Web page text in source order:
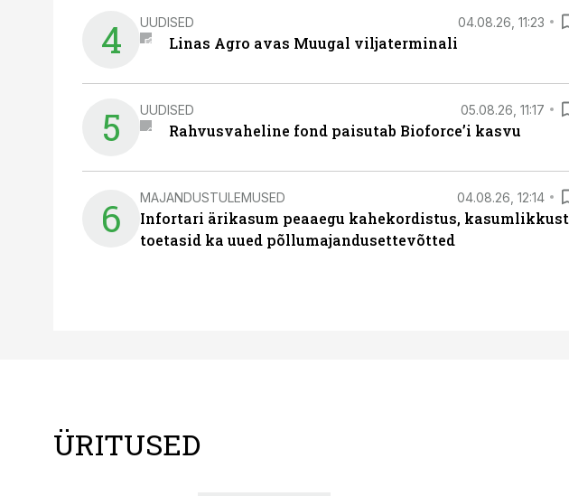
4 UUDISED 04.08.26, 11:23
Linas Agro avas Muugal viljaterminali
5 UUDISED 05.08.26, 11:17
Rahvusvaheline fond paisutab Bioforce’i kasvu
6 MAJANDUSTULEMUSED 04.08.26, 12:14
Infortari ärikasum peaaegu kahekordistus, kasumlikkust
toetasid ka uued põllumajandusettevõtted
ÜRITUSED